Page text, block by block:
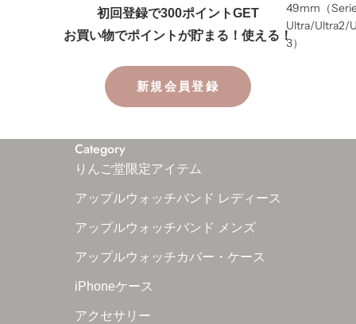
49mm（
Ultra/Ultra2/
3）
初回登録で300ポイントGET
お買い物でポイントが貯まる！使える！
新規会員登録
Category
りんご堂限定アイテム
アップルウォッチバンド レディース
アップルウォッチバンド メンズ
アップルウォッチカバー・ケース
iPhoneケース
アクセサリー